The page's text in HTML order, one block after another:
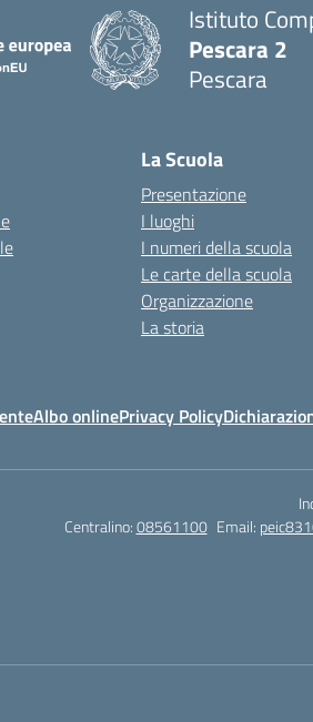
Istituto
Pescara 2
Pescara
La Scuola
Presentazione
I luoghi
I numeri della scuola
Le carte della scuola
Organizzazione
La storia
Albo onlinePrivacy Policy
Centralino:08561100 Email: